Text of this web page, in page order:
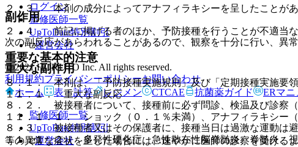
２．３． 本剤の成分によってアナフィラキシーを呈したことがあ
２．４． 前記に掲げる者のほか、予防接種を行うことが不適当な
重要な基本的注意
８．１． 本剤は、「予防接種実施規則」及び「定期接種実施要領
８．２． 被接種者について、接種前に必ず問診、検温及び診察
８．３． 被接種者又はその保護者に、接種当日は過激な運動は
等の異常な症状を呈した場合には、速やかに医師の診察を受ける
副作用
次の副反応があらわれることがあるので、観察を十分に行い、異
重大な副作用
１１．１． 重大な副反応
１１．１．１． ショック（０．１％未満）、アナフィラキシー
１１．１．２． 多発性硬化症、急性散在性脳脊髄炎、脊髄炎、
ログイン
監修医師一覧
UpToDate特別割引
運営会社
© 2021 HOKUTO Inc. All rights reserved.
利用規約プライバシーポリシーお問い合わせ
ホーム
表・計算 レジメン CTCAE 抗菌薬ガイド ERマ
監修医師一覧
UpToDate特別割引
運営会社